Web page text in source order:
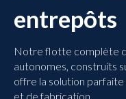
entrepôts
Notre flotte complète
autonomes, construits
offre la solution
et de fabrication.